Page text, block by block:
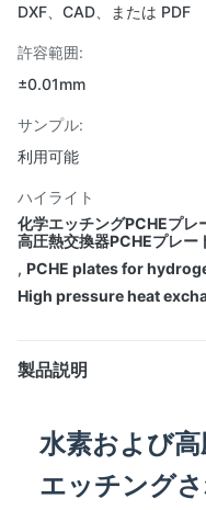
DXF、CAD、または PDF
許容範囲:
±0.01mm
サンプル:
利用可能
ハイライト
化学エッチングPCHEプレ
高圧熱交換器PCHEプレー
, PCHE plates for
High pressure heat
製品説明
水素および
エッチング